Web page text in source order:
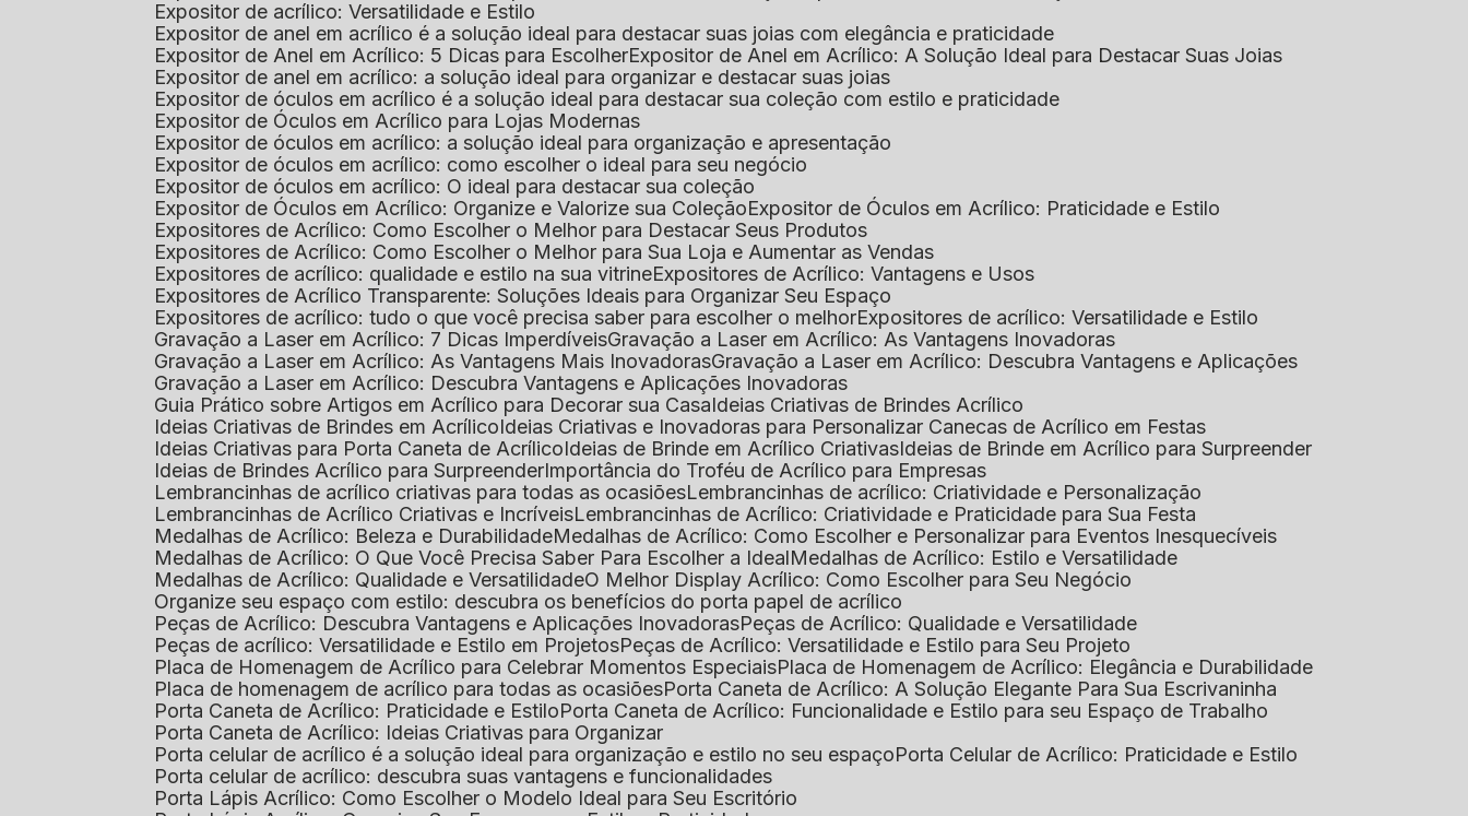
Expositor de acrílico: Versatilidade e Estilo
Expositor de anel em acrílico é a solução ideal para destacar suas joias com elegância e praticidade
Expositor de Anel em Acrílico: 5 Dicas para Escolher Expositor de Anel em Acrílico: A Solução Ideal para Destacar Suas Joias
Expositor de anel em acrílico: a solução ideal para organizar e destacar suas joias
Expositor de óculos em acrílico é a solução ideal para destacar sua coleção com estilo e praticidade
Expositor de Óculos em Acrílico para Lojas Modernas
Expositor de óculos em acrílico: a solução ideal para organização e apresentação
Expositor de óculos em acrílico: como escolher o ideal para seu negócio
Expositor de óculos em acrílico: O ideal para destacar sua coleção
Expositor de Óculos em Acrílico: Organize e Valorize sua Coleção Expositor de Óculos em Acrílico: Praticidade e Estilo
Expositores de Acrílico: Como Escolher o Melhor para Destacar Seus Produtos
Expositores de Acrílico: Como Escolher o Melhor para Sua Loja e Aumentar as Vendas
Expositores de acrílico: qualidade e estilo na sua vitrine Expositores de Acrílico: Vantagens e Usos
Expositores de Acrílico Transparente: Soluções Ideais para Organizar Seu Espaço
Expositores de acrílico: tudo o que você precisa saber para escolher o melhor Expositores de acrílico: Versatilidade e Estilo
Gravação a Laser em Acrílico: 7 Dicas Imperdíveis
Gravação a Laser em Acrílico: As Vantagens Inovadoras
Gravação a Laser em Acrílico: As Vantagens Mais Inovadoras
Gravação a Laser em Acrílico: Descubra Vantagens e Aplicações
Gravação a Laser em Acrílico: Descubra Vantagens e Aplicações Inovadoras
Guia Prático sobre Artigos em Acrílico para Decorar sua Casa Ideias Criativas de Brindes Acrílico
Ideias Criativas de Brindes em Acrílico Ideias Criativas e Inovadoras para Personalizar Canecas de Acrílico em Festas
Ideias Criativas para Porta Caneta de Acrílico Ideias de Brinde em Acrílico Criativas Ideias de Brinde em Acrílico para Surpreender
Ideias de Brindes Acrílico para Surpreender Importância do Troféu de Acrílico para Empresas
Lembrancinhas de acrílico criativas para todas as ocasiões Lembrancinhas de acrílico: Criatividade e Personalização
Lembrancinhas de Acrílico Criativas e Incríveis Lembrancinhas de Acrílico: Criatividade e Praticidade para Sua Festa
Medalhas de Acrílico: Beleza e Durabilidade
Medalhas de Acrílico: Como Escolher e Personalizar para Eventos Inesquecíveis
Medalhas de Acrílico: O Que Você Precisa Saber Para Escolher a Ideal
Medalhas de Acrílico: Estilo e Versatilidade
Medalhas de Acrílico: Qualidade e Versatilidade
O Melhor Display Acrílico: Como Escolher para Seu Negócio
Organize seu espaço com estilo: descubra os benefícios do porta papel de acrílico
Peças de Acrílico: Descubra Vantagens e Aplicações Inovadoras
Peças de Acrílico: Qualidade e Versatilidade
Peças de acrílico: Versatilidade e Estilo em Projetos
Peças de Acrílico: Versatilidade e Estilo para Seu Projeto
Placa de Homenagem de Acrílico para Celebrar Momentos Especiais
Placa de Homenagem de Acrílico: Elegância e Durabilidade
Placa de homenagem de acrílico para todas as ocasiões
Porta Caneta de Acrílico: A Solução Elegante Para Sua Escrivaninha
Porta Caneta de Acrílico: Praticidade e Estilo
Porta Caneta de Acrílico: Funcionalidade e Estilo para seu Espaço de Trabalho
Porta Caneta de Acrílico: Ideias Criativas para Organizar
Porta celular de acrílico é a solução ideal para organização e estilo no seu espaço
Porta Celular de Acrílico: Praticidade e Estilo
Porta celular de acrílico: descubra suas vantagens e funcionalidades
Porta Lápis Acrílico: Como Escolher o Modelo Ideal para Seu Escritório